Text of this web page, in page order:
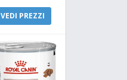
VEDI PREZZI